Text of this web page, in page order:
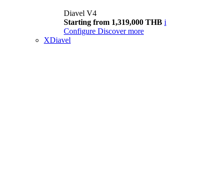
Diavel V4
Starting from 1,319,000 THB i
Configure Discover more
XDiavel